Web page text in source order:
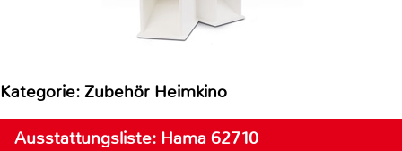
Kategorie: Zubehör Heimkino
Ausstattungsliste: Hama 62710